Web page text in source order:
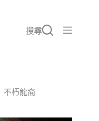
搜尋
不朽龍裔